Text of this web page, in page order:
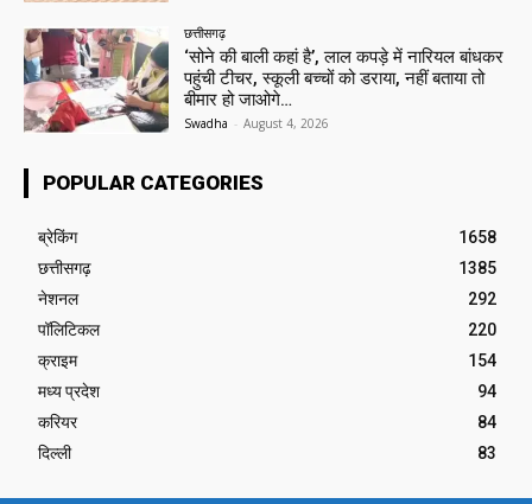
छत्तीसगढ़
‘सोने की बाली कहां है’, लाल कपड़े में नारियल बांधकर
पहुंची टीचर, स्कूली बच्चों को डराया, नहीं बताया तो
बीमार हो जाओगे…
Swadha - August 4, 2026
POPULAR CATEGORIES
ब्रेकिंग
1658
छत्तीसगढ़
1385
नेशनल
292
पॉलिटिकल
220
क्राइम
154
मध्य प्रदेश
94
करियर
84
दिल्ली
83